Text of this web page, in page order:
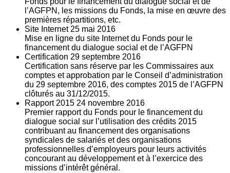
l’AGFPN, les missions du Fonds, la mise en œuvre des
premières répartitions, etc.
Site Internet 25 mai 2016
Mise en ligne du site Internet du Fonds pour le
financement du dialogue social et de l’AGFPN
Certification 29 septembre 2016
Certification sans réserve par les Commissaires aux
comptes et approbation par le Conseil d’administration
du 29 septembre 2016, des comptes 2015 de l’AGFPN
clôturés au 31/12/2015.
Rapport 2015 24 novembre 2016
Premier rapport du Fonds pour le financement du
dialogue social sur l’utilisation des crédits 2015
contribuant au financement des organisations
syndicales de salariés et des organisations
professionnelles d’employeurs pour leurs activités
concourant au développement et à l’exercice des
missions d’intérêt général.